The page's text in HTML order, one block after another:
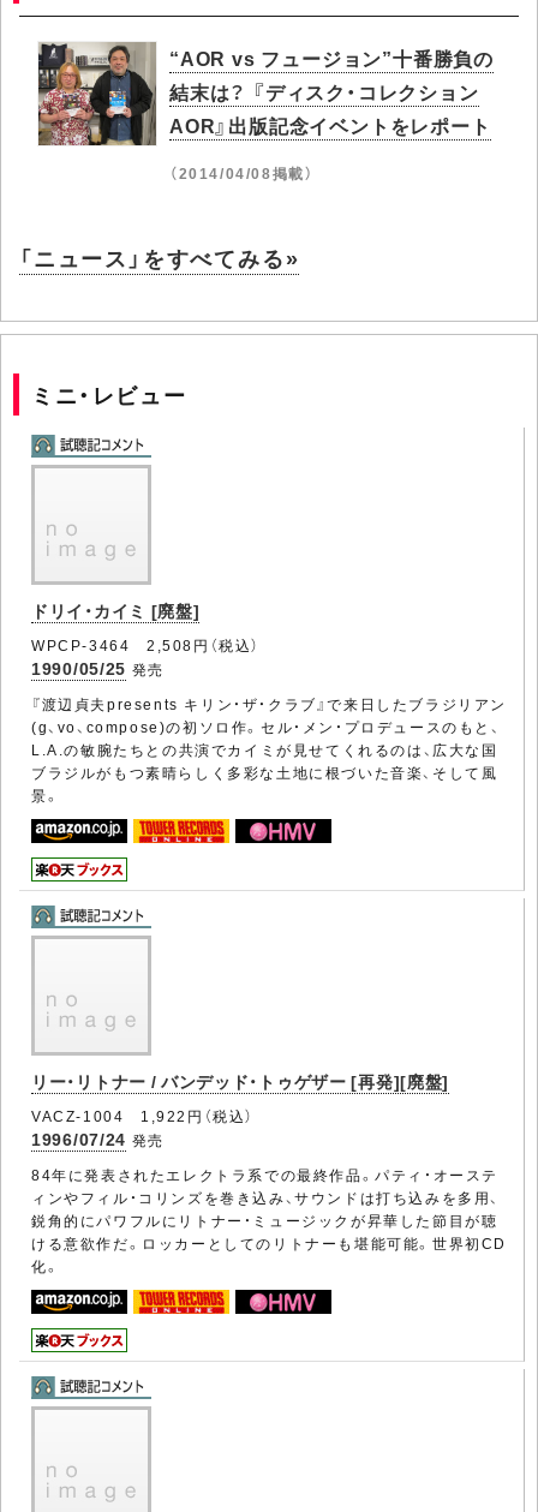
“AOR vs フュージョン”十番勝負の
結末は？ 『ディスク・コレクション
AOR』出版記念イベントをレポート
（2014/04/08掲載）
「ニュース」をすべてみる»
ミニ・レビュー
ドリイ・カイミ [廃盤]
WPCP-3464 2,508円（税込）
1990/05/25 発売
『渡辺貞夫presents キリン・ザ・クラブ』で来日したブラジリアン
(g、vo、compose)の初ソロ作。セル・メン・プロデュースのもと、
L.A.の敏腕たちとの共演でカイミが見せてくれるのは、広大な国
ブラジルがもつ素晴らしく多彩な土地に根づいた音楽、そして風
景。
リー・リトナー / バンデッド・トゥゲザー [再発][廃盤]
VACZ-1004 1,922円（税込）
1996/07/24 発売
84年に発表されたエレクトラ系での最終作品。パティ・オーステ
ィンやフィル・コリンズを巻き込み、サウンドは打ち込みを多用、
鋭角的にパワフルにリトナー・ミュージックが昇華した節目が聴
ける意欲作だ。ロッカーとしてのリトナーも堪能可能。世界初CD
化。